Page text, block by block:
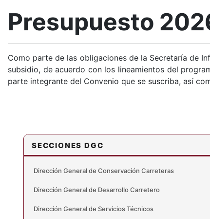
Presupuesto
Como parte de las obligaciones de la Secretaría de
subsidio, de acuerdo con los lineamientos del
parte integrante del Convenio que se suscriba, así
SECCIONES DGC
Dirección General de Conservación Carreteras
Dirección General de Desarrollo Carretero
Dirección General de Servicios Técnicos